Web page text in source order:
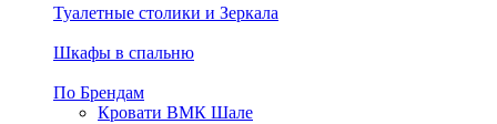
Туалетные столики и Зеркала
Шкафы в спальню
По Брендам
Кровати ВМК Шале